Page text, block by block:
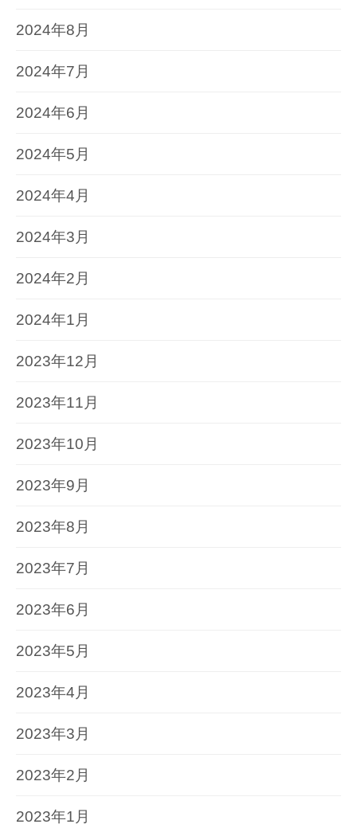
2024年8月
2024年7月
2024年6月
2024年5月
2024年4月
2024年3月
2024年2月
2024年1月
2023年12月
2023年11月
2023年10月
2023年9月
2023年8月
2023年7月
2023年6月
2023年5月
2023年4月
2023年3月
2023年2月
2023年1月